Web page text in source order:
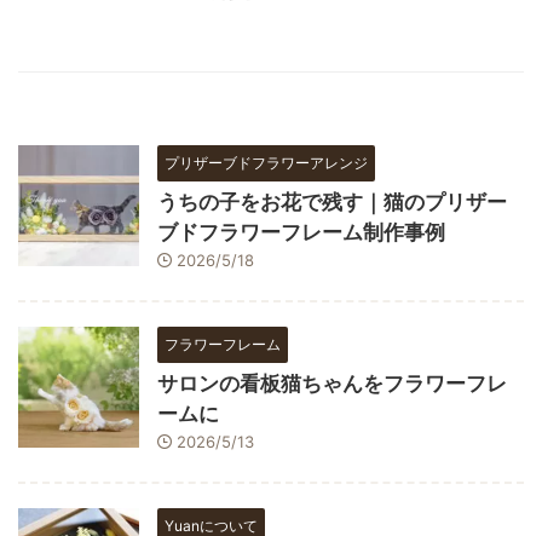
プリザーブドフラワーアレンジ
うちの子をお花で残す｜猫のプリザー
ブドフラワーフレーム制作事例
2026/5/18
フラワーフレーム
サロンの看板猫ちゃんをフラワーフレ
ームに
2026/5/13
Yuanについて